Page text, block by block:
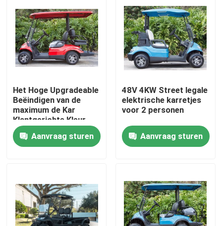
Huis
Ongeveer ons
Fabrieksreis
Het Hoge Upgradeable
Beëindigen van de
maximum de Kar
Klantgerichte Kleur
van het
Snelheids30mph
Elektrische Golf
Aanvraag sturen
48V 4KW Street legale
elektrische karretjes
voor 2 personen
Aanvraag sturen